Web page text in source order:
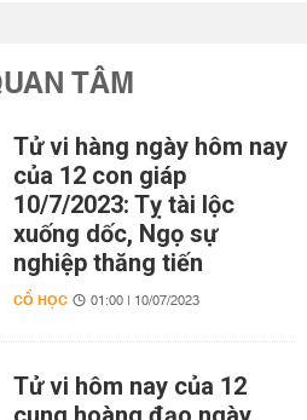
TÂM
Tử vi hàng ngày hôm nay
của 12 con giáp
10/7/2023: Tỵ tài lộc
xuống dốc, Ngọ sự
nghiệp thăng tiến
CỔ HỌC 01:00 | 10/07/2023
Tử vi hôm nay của 12